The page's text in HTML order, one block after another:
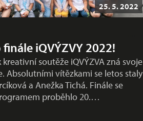
25. 5. 2022
iQVÝZVY 2022!
soutěže iQVÝZVA zná svoje
Absolutními vítězkami se letos staly
a Anežka Tichá. Finále se
proběhlo 20.…